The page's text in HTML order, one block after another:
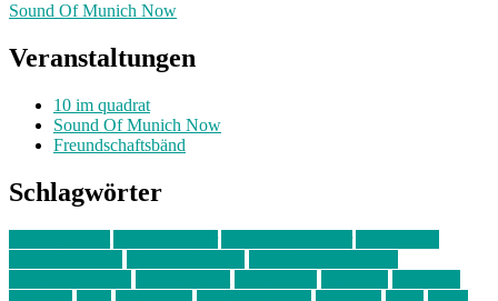
Sound Of Munich Now
Veranstaltungen
10 im quadrat
Sound Of Munich Now
Freundschaftsbänd
Schlagwörter